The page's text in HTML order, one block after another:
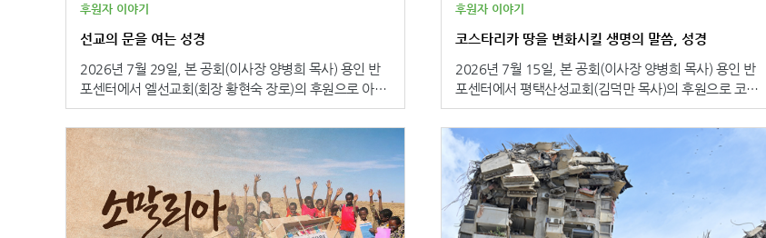
후원자 이야기
선교의 문을 여는 성경
2026년 7월 29일, 본 공회(이사장 양병희 목사) 용인 반
포센터에서 엘선교회(회장 황현숙 장로)의 후원으로 아이
티에 <아이티어 성경> 830부, <프랑스어 성경> 1,100부
를 보내는 기증 예식을 가졌습니다. 엘선교회는 청주지방
을 중심으로 국내외 선교사 및 세계 선교를 지원하는 연합
선교 단체로 지난해 코스타리카에 성경을 후원하는 사역
을 시작으로 이번에는 아이티에 성경을 보내는 사역을 지
원하게 되었습니다. 이번 기증 예식에서 엘선교회 정책자
문위원 정동범 목사는 “성경은 유일하게 예수님을 알게 해
후원자 이야기
코스타리카 땅을 변화시킬 생명의 말씀, 성경
2026년 7월 15일, 본 공회(이사장 양병희 목사) 용인 반
포센터에서 평택산성교회(김덕만 목사)의 후원으로 코스
타리카에 <스페인어 성경> 2,500부를 보내는 기증 예식
을 가졌습니다. 평택산성교회는 2022년, 우크라이나 전
쟁 발발 시 성경을 보내는 후원을 시작으로 2023년에는
지진 피해를 입은 튀르키예 등 말씀으로 회복이 필요한 전
세계 이웃들을 돌아보며 매년 해외 성경 보내기에 특별헌
금으로 동참하고 있습니다. 이번 기증 예식에서 평택산성
교회 김덕만 목사는 “성경은 하나님의 호흡이요, 죽어가는